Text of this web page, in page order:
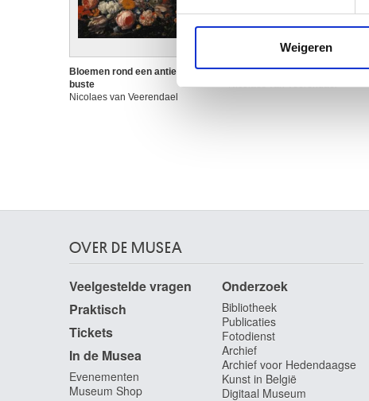
media, adverteren en
Weigeren
Bloemen rond een antieke
buste
Nicolaes van Veerendael
Vrolijk gezelschap / Singerie
Nicolaes van Veerendael
OVER DE MUSEA
Veelgestelde vragen
Praktisch
Tickets
In de Musea
Evenementen
Museum Shop
Onderzoek
Bibliotheek
Publicaties
Fotodienst
Archief
Archief voor Hedendaagse
Kunst in België
Digitaal Museum